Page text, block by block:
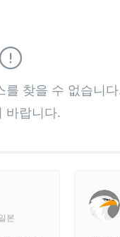
를 찾을 수 없습니
바랍니다.
본